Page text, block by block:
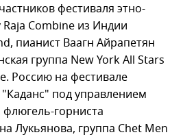
фестиваля этно-
Combine из Индии
пианист Ваагн Айрапетян
группа New York All Stars
Россию на фестивале
под управлением
флюгель-горниста
Лукьянова, группа Chet Men